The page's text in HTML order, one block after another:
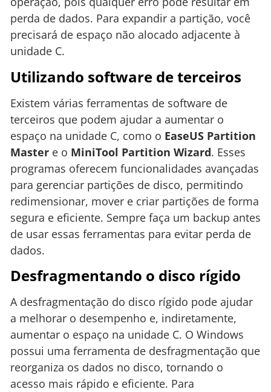
perda de dados. Para expandir a partição, você
precisará de espaço não alocado adjacente à
unidade C.
Utilizando software de terceiros
Existem várias ferramentas de software de
terceiros que podem ajudar a aumentar o
espaço na unidade C, como o EaseUS Partition
Master e o MiniTool Partition Wizard. Esses
programas oferecem funcionalidades avançadas
para gerenciar partições de disco, permitindo
redimensionar, mover e criar partições de forma
segura e eficiente. Sempre faça um backup antes
de usar essas ferramentas para evitar perda de
dados.
Desfragmentando o disco rígido
A desfragmentação do disco rígido pode ajudar
a melhorar o desempenho e, indiretamente,
aumentar o espaço na unidade C. O Windows
possui uma ferramenta de desfragmentação que
reorganiza os dados no disco, tornando o
acesso mais rápido e eficiente. Para